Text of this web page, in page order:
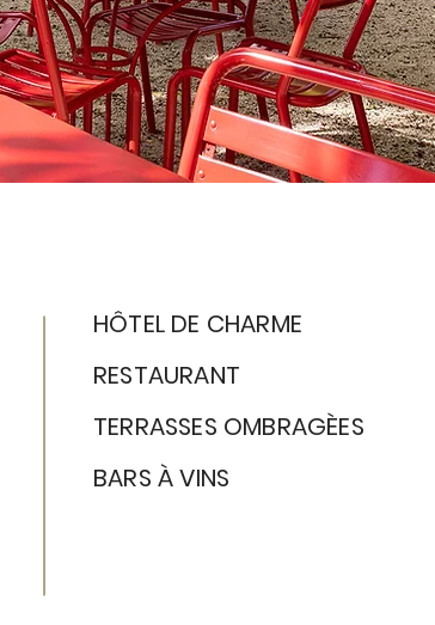
HÔTEL DE CHARME
RESTAURANT
TERRASSES OMBRAGÈE​S
BARS À VINS